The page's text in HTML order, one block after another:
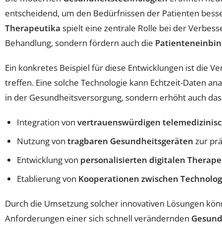
entscheidend, um den Bedürfnissen der Patienten
Therapeutika spielt eine zentrale Rolle bei der
Behandlung, sondern fördern auch die
Ein konkretes Beispiel für diese Entwicklungen ist die
treffen. Eine solche Technologie kann Echtzeit-Daten
in der Gesundheitsversorgung, sondern erhöht auch
Integration von vertrauenswürdigen
Nutzung von tragbaren Gesundheitsgeräten zur
Entwicklung von personalisierten digitalen
Etablierung von Kooperationen zwischen
Durch die Umsetzung solcher innovativen Lösungen
Anforderungen einer sich schnell verändernden